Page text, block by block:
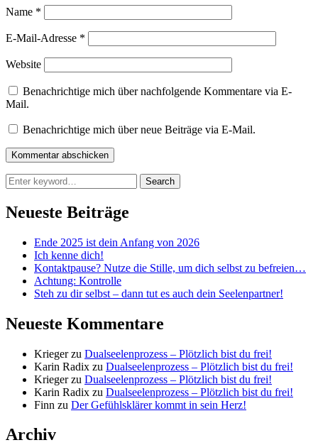
Name *
E-Mail-Adresse *
Website
Benachrichtige mich über nachfolgende Kommentare via E-
Mail.
Benachrichtige mich über neue Beiträge via E-Mail.
Search
for:
Search
Neueste Beiträge
Ende 2025 ist dein Anfang von 2026
Ich kenne dich!
Kontaktpause? Nutze die Stille, um dich selbst zu befreien…
Achtung: Kontrolle
Steh zu dir selbst – dann tut es auch dein Seelenpartner!
Neueste Kommentare
Kriegerzu Dualseelenprozess – Plötzlich bist du frei!
Karin Radix zu Dualseelenprozess – Plötzlich bist du frei!
Kriegerzu Dualseelenprozess – Plötzlich bist du frei!
Karin Radix zu Dualseelenprozess – Plötzlich bist du frei!
Finn zu Der Gefühlsklärer kommt in sein Herz!
Archiv